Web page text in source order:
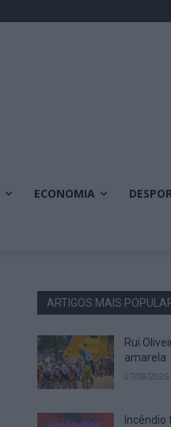
ECONOMIA
ARTIGOS MAIS
Rui
amarela
07/08/2026